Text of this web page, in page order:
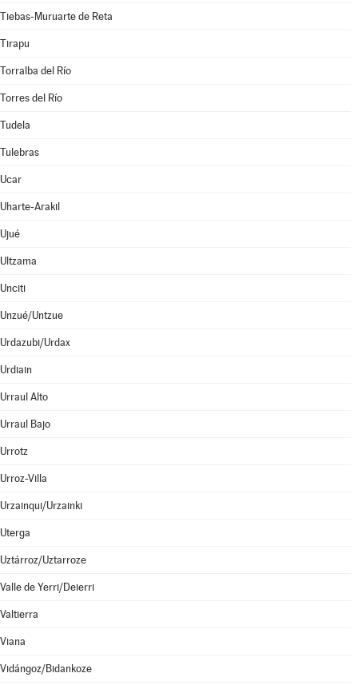
Tiebas-Muruarte de Reta
Tirapu
Torralba del Río
Torres del Río
Tudela
Tulebras
Ucar
Uharte-Arakil
Ujué
Ultzama
Unciti
Unzué/Untzue
Urdazubi/Urdax
Urdiain
Urraul Alto
Urraul Bajo
Urrotz
Urroz-Villa
Urzainqui/Urzainki
Uterga
Uztárroz/Uztarroze
Valle de Yerri/Deierri
Valtierra
Viana
Vidángoz/Bidankoze